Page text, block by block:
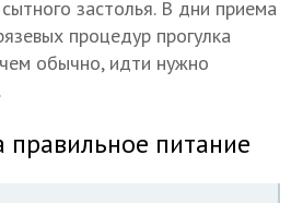
застолья. В дни приема
процедур прогулка
обычно, идти нужно
питание